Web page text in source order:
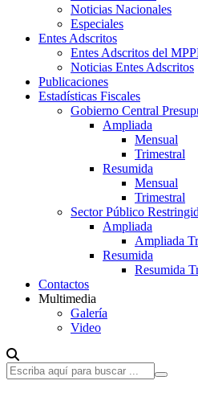
Noticias Nacionales
Especiales
Entes Adscritos
Entes Adscritos del
Noticias Entes Adscritos
Publicaciones
Estadísticas Fiscales
Gobierno Central
Ampliada
Mensual
Trimestral
Resumida
Mensual
Trimestral
Sector Público
Ampliada
Ampliada
Resumida
Resumida
Contactos
Multimedia
Galería
Video